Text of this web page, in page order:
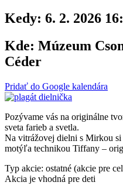
Kedy: 6. 2. 2026
Kde: Múzeum
Céder
Pridať do Google kalendára
Pozývame vás na originálne
sveta farieb a svetla.
Na vitrážovej dielni s Mirkou
motýľa technikou Tiffany –
Typ akcie: ostatné (akcie pre
Akcia je vhodná pre deti